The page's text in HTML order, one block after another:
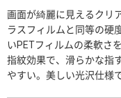
画面が綺麗に見えるクリ
ラスフィルムと同等の硬
いPETフィルムの柔軟さ
指紋効果で、滑らかな指
やすい。美しい光沢仕様